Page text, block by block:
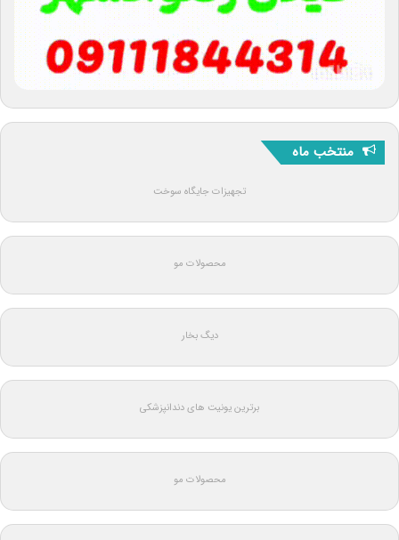
منتخب ماه
تجهیزات جایگاه سوخت
محصولات مو
دیگ بخار
برترین یونیت های دندانپزشکی
محصولات مو